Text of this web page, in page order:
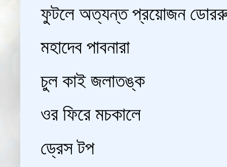
ফুটলে অত্যন্ত প্রয়োজন
মহাদেব পাবনারা
চুল কাই জলাতঙ্ক
ওর ফিরে মচকালে
ড্রেস টপ